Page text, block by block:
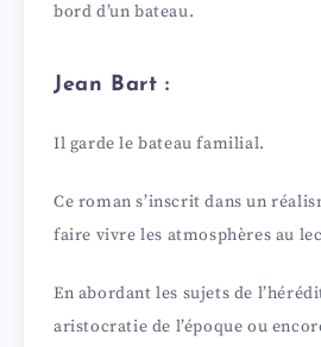
bord d’un bateau.
Jean Bart :
Il garde le bateau familial.
Ce roman s’inscrit dans un
faire vivre les atmosphères au
En abordant les sujets de
aristocratie de l’époque ou